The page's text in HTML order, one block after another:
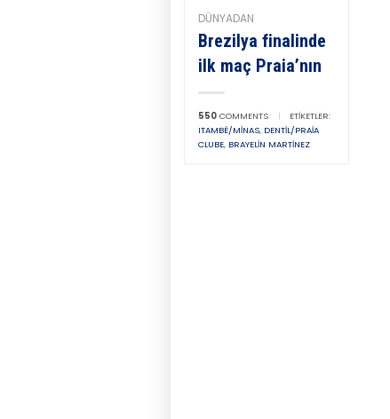
DÜNYADAN
Brezilya finalinde
ilk maç Praia’nın
550 COMMENTS |
ETIKETLER:
ITAMBÉ/MINAS, DENTIL/PRAIA
CLUBE, BRAYELIN MARTINEZ